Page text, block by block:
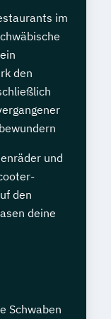
im
den
und
den
deine
Schwaben